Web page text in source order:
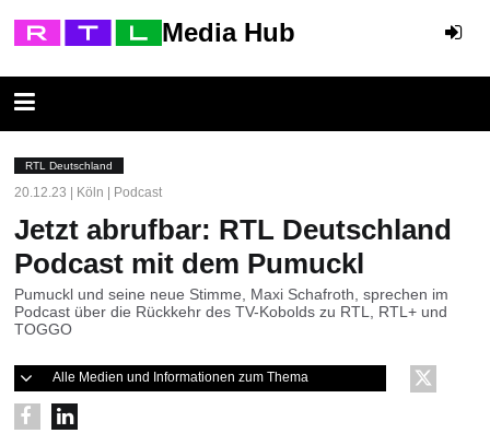
Media Hub
RTL Deutschland
20.12.23 | Köln | Podcast
Jetzt abrufbar: RTL Deutschland
Podcast mit dem Pumuckl
Pumuckl und seine neue Stimme, Maxi Schafroth, sprechen im
Podcast über die Rückkehr des TV-Kobolds zu RTL, RTL+ und
TOGGO
Alle Medien und Informationen zum Thema